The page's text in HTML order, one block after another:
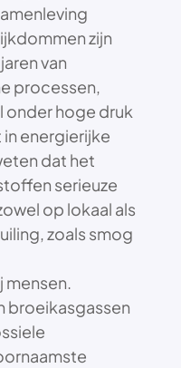
zijn
van
processen,
onder hoge druk
energierijke
dat het
serieuze
op lokaal als
zoals smog
broeikasgassen